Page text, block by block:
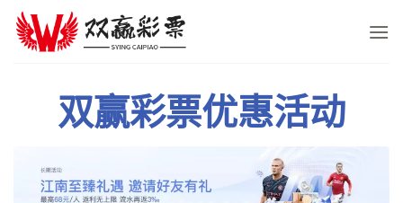
Skip
content
双赢彩票优惠活动